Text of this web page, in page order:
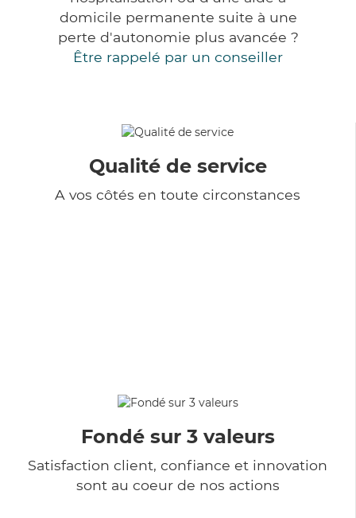
domicile permanente suite à une
perte d'autonomie plus avancée ?
Être rappelé par un conseiller
Qualité de service
A vos côtés en toute circonstances
Fondé sur 3 valeurs
Satisfaction client, confiance et innovation
sont au coeur de nos actions